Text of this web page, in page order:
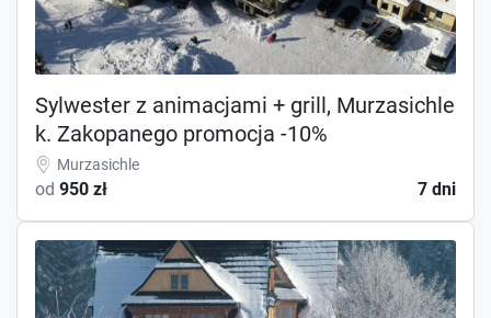
Sylwester z animacjami + grill, Murzasichle
k. Zakopanego promocja -10%
Murzasichle
od 950 zł 7 dni